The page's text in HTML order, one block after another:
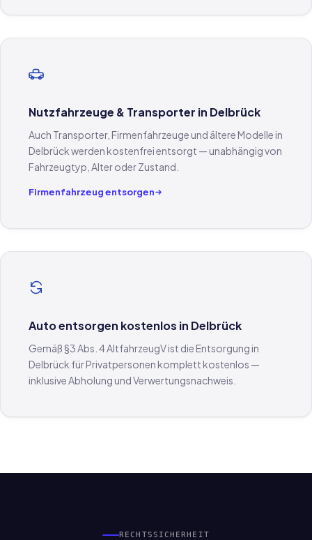
Nutzfahrzeuge & Transporter in Delbrück
Auch Transporter, Firmenfahrzeuge und ältere Modelle in
Delbrück werden kostenfrei entsorgt — unabhängig von
Fahrzeugtyp, Alter oder Zustand.
Firmenfahrzeug entsorgen
Auto entsorgen kostenlos in Delbrück
Gemäß §3 Abs. 4 AltfahrzeugV ist die Entsorgung in
Delbrück für Privatpersonen komplett kostenlos —
inklusive Abholung und Verwertungsnachweis.
RECHTSSICHERHEIT